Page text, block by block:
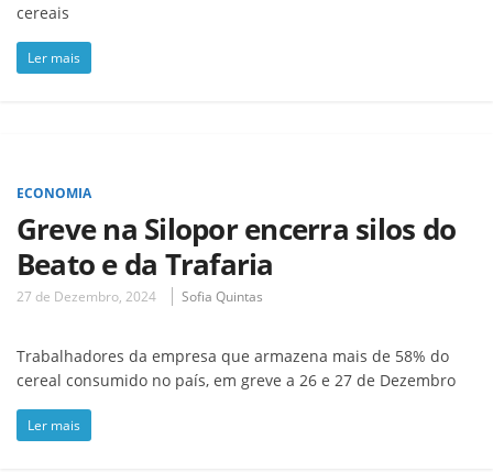
cereais
Ler mais
ECONOMIA
Greve na Silopor encerra silos do
Beato e da Trafaria
27 de Dezembro, 2024 Sofia Quintas
Trabalhadores da empresa que armazena mais de 58% do
cereal consumido no país, em greve a 26 e 27 de Dezembro
Ler mais